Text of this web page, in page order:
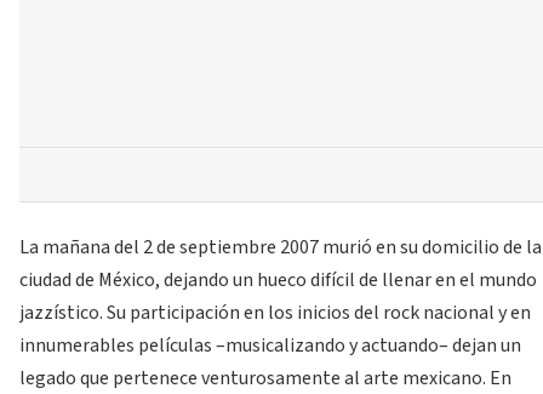
La mañana del 2 de septiembre 2007 murió en su domicilio de la
ciudad de México, dejando un hueco difícil de llenar en el mundo
jazzístico. Su participación en los inicios del rock nacional y en
innumerables películas –musicalizando y actuando– dejan un
legado que pertenece venturosamente al arte mexicano. En